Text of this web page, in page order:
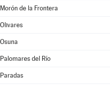
Morón de la Frontera
Olivares
Osuna
Palomares del Río
Paradas